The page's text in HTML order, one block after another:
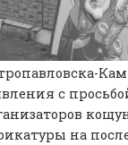
с
на